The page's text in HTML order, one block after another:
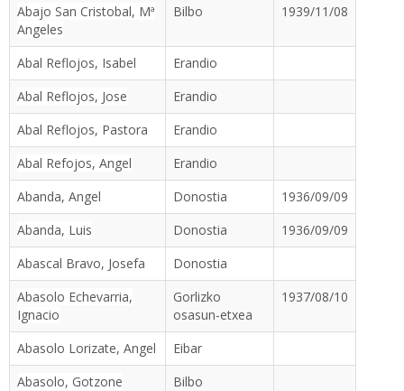
Abajo San Cristobal, Mª
Angeles
Bilbo 1939/11/08
Abal Reflojos, Isabel
Erandio
Abal Reflojos, Jose
Erandio
Abal Reflojos, Pastora
Erandio
Abal Refojos, Angel
Erandio
Abanda, Angel
Donostia
1936/09/09
Abanda, Luis
Donostia
1936/09/09
Abascal Bravo, Josefa
Donostia
Abasolo Echevarria,
Ignacio
Gorlizko
osasun-etxea
1937/08/10
Abasolo Lorizate, Angel
Eibar
Abasolo, Gotzone
Bilbo